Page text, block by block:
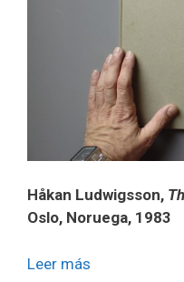
Håkan Ludwigsson,
Oslo, Noruega, 1983
Leer más